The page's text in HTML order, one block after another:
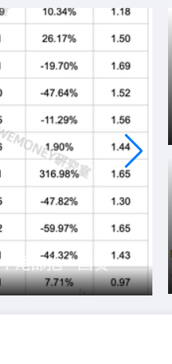
将发布
尾部抱＂国资
复兴
将发布
尾部抱＂国资